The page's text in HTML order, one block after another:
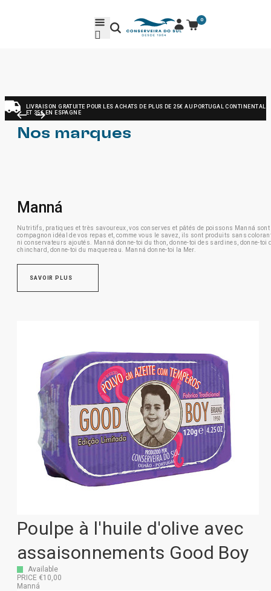
0
LIVRAISON GRATUITE POUR LES ACHATS DE PLUS DE 25€ AU PORTUGAL CONTINENTAL
ET 35€ EN ESPAGNE
Nos marques
Manná
Nutritifs, pratiques et très savoureux, vos conserves et pâtés de poissons Manná sont
compagnon idéal de vos repas et, comme vous le savez, ils sont produits sans
ni conservateurs ajoutés. Manná donne-toi du thon, donne-toi des sardines, donne-toi
chinchard, donne-toi du maquereau. Manná donne-toi la Mer.
SAVOIR PLUS
Poulpe à l'huile d'olive avec
assaisonnements Good Boy
Available
PRICE €10,00
Manná